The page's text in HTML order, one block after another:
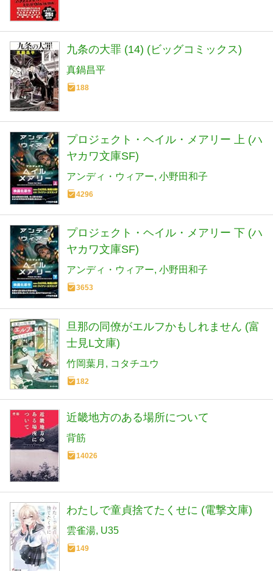
九条の大罪 (14) (ビッグコミックス)
真鍋昌平
188
プロジェクト・ヘイル・メアリー 上 (ハ
ヤカワ文庫SF)
アンディ・ウィアー 小野田和子
4296
プロジェクト・ヘイル・メアリー 下 (ハ
ヤカワ文庫SF)
アンディ・ウィアー 小野田和子
3653
旦那の同僚がエルフかもしれません (富
士見L文庫)
竹岡葉月 コタチユウ
182
近畿地方のある場所について
背筋
14026
わたしで童貞捨てたくせに (電撃文庫)
雲雀湯 U35
149